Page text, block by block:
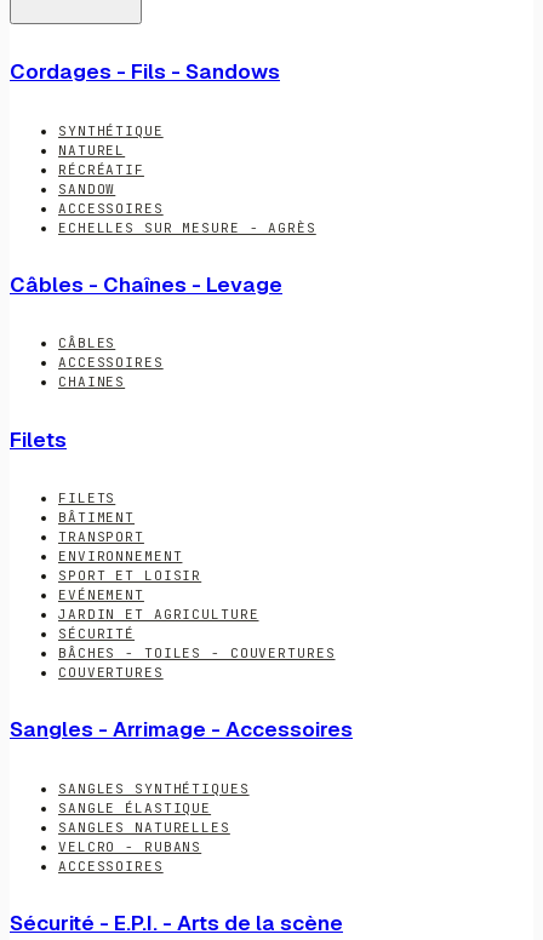
Cordages - Fils - Sandows
SYNTHÉTIQUE
NATUREL
RÉCRÉATIF
SANDOW
ACCESSOIRES
ECHELLES SUR MESURE - AGRÈS
Câbles - Chaînes - Levage
CÂBLES
ACCESSOIRES
CHAINES
Filets
FILETS
BÂTIMENT
TRANSPORT
ENVIRONNEMENT
SPORT ET LOISIR
EVÉNEMENT
JARDIN ET AGRICULTURE
SÉCURITÉ
BÂCHES - TOILES - COUVERTURES
COUVERTURES
Sangles - Arrimage - Accessoires
SANGLES SYNTHÉTIQUES
SANGLE ÉLASTIQUE
SANGLES NATURELLES
VELCRO - RUBANS
ACCESSOIRES
Sécurité - E.P.I. - Arts de la scène